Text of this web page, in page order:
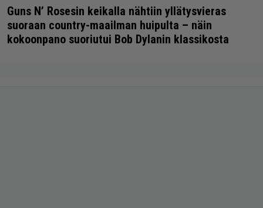
Guns N’ Rosesin keikalla nähtiin yllätysvieras
suoraan country-maailman huipulta – näin
kokoonpano suoriutui Bob Dylanin klassikosta